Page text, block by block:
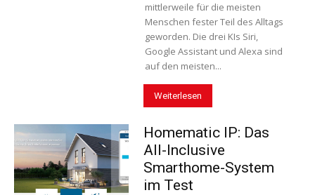
mittlerweile für die meisten
Menschen fester Teil des Alltags
geworden. Die drei KIs Siri,
Google Assistant und Alexa sind
auf den meisten...
Weiterlesen
Homematic IP: Das
All-Inclusive
Smarthome-System
im Test